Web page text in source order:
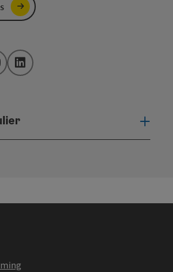
LinkedIn